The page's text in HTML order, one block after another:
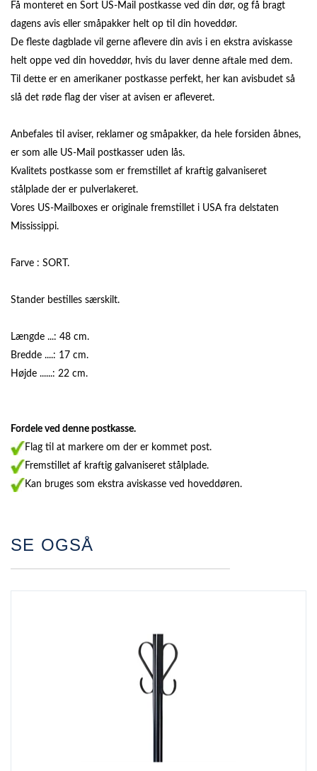
Få monteret en Sort US-Mail postkasse ved din dør, og få bragt
dagens avis eller småpakker helt op til din hoveddør.
De fleste dagblade vil gerne aflevere din avis i en ekstra aviskasse
helt oppe ved din hoveddør, hvis du laver denne aftale med dem.
Til dette er en amerikaner postkasse perfekt, her kan avisbudet så
slå det røde flag der viser at avisen er afleveret.
Anbefales til aviser, reklamer og småpakker, da hele forsiden åbnes,
er som alle US-Mail postkasser uden lås.
Kvalitets postkasse som er fremstillet af kraftig galvaniseret
stålplade der er pulverlakeret.
Vores US-Mailboxes er originale fremstillet i USA fra delstaten
Mississippi.
Farve : SORT.
Stander bestilles særskilt.
Længde ...: 48 cm.
Bredde ....: 17 cm.
Højde ......: 22 cm.
Fordele ved denne postkasse.
Flag til at markere om der er kommet post.
Fremstillet af kraftig galvaniseret stålplade.
Kan bruges som ekstra aviskasse ved hoveddøren.
SE OGSÅ